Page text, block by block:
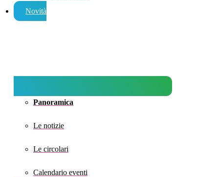
Novità
Panoramica
Le notizie
Le circolari
Calendario eventi